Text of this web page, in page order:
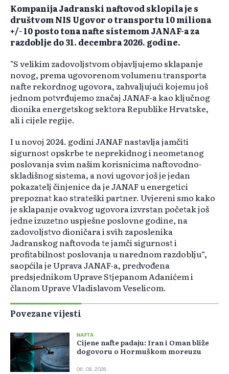
Kompanija Jadranski naftovod sklopila je s
društvom NIS Ugovor o transportu 10 miliona
+/- 10 posto tona nafte sistemom JANAF-a za
razdoblje do 31. decembra 2026. godine.
"S velikim zadovoljstvom objavljujemo sklapanje
novog, prema ugovorenom volumenu transporta
nafte rekordnog ugovora, zahvaljujući kojemu još
jednom potvrđujemo značaj JANAF-a kao ključnog
dionika energetskog sektora Republike Hrvatske,
ali i cijele regije.
I u novoj 2024. godini JANAF nastavlja jamčiti
sigurnost opskrbe te neprekidnog i neometanog
poslovanja svim našim korisnicima naftovodno-
skladišnog sistema, a novi ugovor još je jedan
pokazatelj činjenice da je JANAF u energetici
prepoznat kao strateški partner. Uvjereni smo kako
je sklapanje ovakvog ugovora izvrstan početak još
jedne izuzetno uspješne poslovne godine, na
zadovoljstvo dioničara i svih zaposlenika
Jadranskog naftovoda te jamči sigurnost i
profitabilnost poslovanja u narednom razdoblju“,
saopćila je Uprava JANAF-a, predvođena
predsjednikom Uprave Stjepanom Adanićem i
članom Uprave Vladislavom Veselicom.
Povezane vijesti
NAFTA
Cijene nafte padaju: Iran i Oman bliže
dogovoru o Hormuškom moreuzu
06. 08. 2026.